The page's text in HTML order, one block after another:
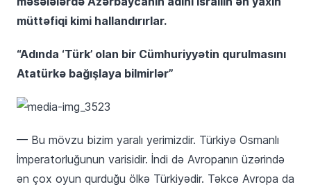
müttəfiqi kimi hallandırırlar.
“Adında ‘Türk’ olan bir Cümhuriyyətin qurulmasını
Atatürkə bağışlaya bilmirlər”
— Bu mövzu bizim yaralı yerimizdir. Türkiyə Osmanlı
İmperatorluğunun varisidir. İndi də Avropanın üzərində
ən çox oyun qurduğu ölkə Türkiyədir. Təkcə Avropa da